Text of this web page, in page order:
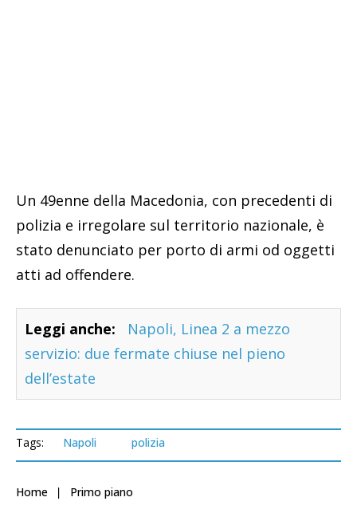
Un 49enne della Macedonia, con precedenti di
polizia e irregolare sul territorio nazionale, è
stato denunciato per porto di armi od oggetti
atti ad offendere.
Leggi anche:
Napoli, Linea 2 a mezzo
servizio: due fermate chiuse nel pieno
dell’estate
Tags: Napoli polizia
Home Primo piano